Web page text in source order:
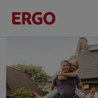
Versicherungen & Finanzen